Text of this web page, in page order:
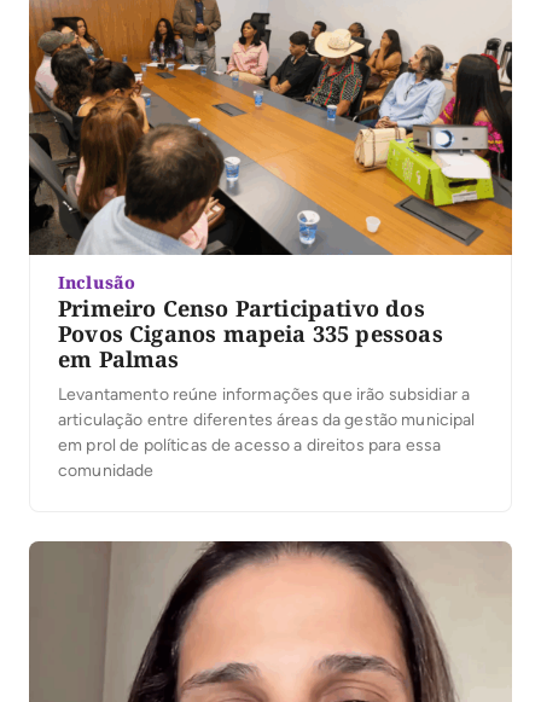
Inclusão
Primeiro Censo Participativo dos
Povos Ciganos mapeia 335 pessoas
em Palmas
Levantamento reúne informações que irão subsidiar a
articulação entre diferentes áreas da gestão municipal
em prol de políticas de acesso a direitos para essa
comunidade